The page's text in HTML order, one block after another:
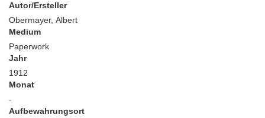
Autor/Ersteller
Obermayer, Albert
Medium
Paperwork
Jahr
1912
Monat
-
Aufbewahrungsort